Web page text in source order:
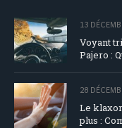
13
Voyant
Pajero :
28
Le
plus :